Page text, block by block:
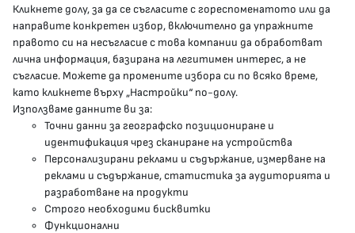
МЗ В СОЦИАЛНИТЕ МРЕЖИ
Facebook страница
Instragram профил
YouTube канал
Threads профил
Карта на сайта
Кликнете долу, за да се съгласите с гореспоменатото или да
направите конкретен избор, включително да упражните
правото си на несъгласие с това компании да обработват
лична информация, базирана на легитимен интерес, а не
съгласие. Можете да промените избора си по всяко време,
като кликнете върху „Настройки“ по-долу.
Използваме данните ви за:
Точни данни за географско позициониране и
идентификация чрез сканиране на устройства
Персонализирани реклами и съдържание, измерване на
реклами и съдържание, статистика за аудиторията и
разработване на продукти
Строго необходими бисквитки
Функционални